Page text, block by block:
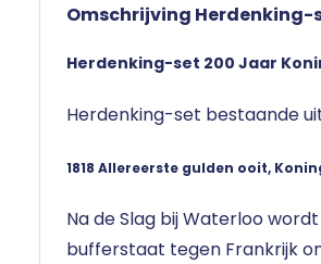
Omschrijving Herdenking-
Herdenking-set 200 Jaar
Herdenking-set bestaande
1818 Allereerste gulden ooit,
Na de Slag bij Waterloo
bufferstaat tegen Frankrijk